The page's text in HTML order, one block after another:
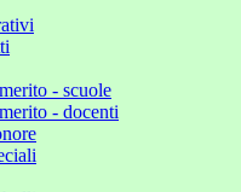
- scuole
- docenti